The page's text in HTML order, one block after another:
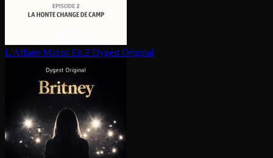
L'Affaire Mazan Ep.2 Dygest Original